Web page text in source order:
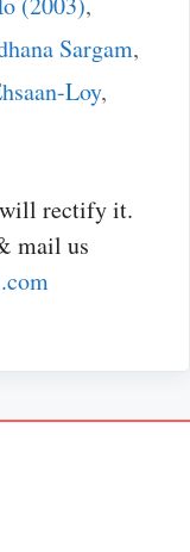
Sargam,
Loy,
will rectify it.
mail us